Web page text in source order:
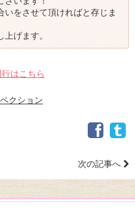
をさせて頂ければと存じま
げます。
はこちら
クション
次の記事へ